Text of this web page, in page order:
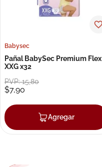
Babysec
Pañal BabySec Premium Flex
XXG x32
PVP:15,80
$7,90
Agregar